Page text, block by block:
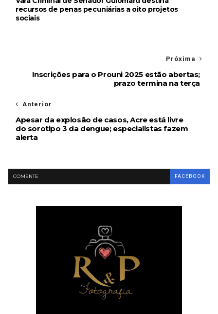
recursos de penas pecuniárias a oito projetos
sociais
Próxima
Inscrições para o Prouni 2025 estão abertas;
prazo termina na terça
Anterior
Apesar da explosão de casos, Acre está livre
do sorotipo 3 da dengue; especialistas fazem
alerta
COMENTE FACEBOOK